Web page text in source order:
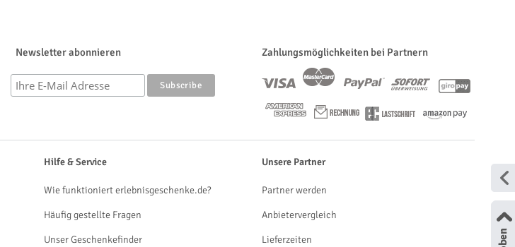
Newsletter abonnieren Zahlungsmöglichkeiten bei Partnern
Hilfe & Service
Wie funktioniert erlebnisgeschenke.de?
Häufig gestellte Fragen
Unser Geschenkefinder
Unsere Partner
Partner werden
Anbietervergleich
Lieferzeiten